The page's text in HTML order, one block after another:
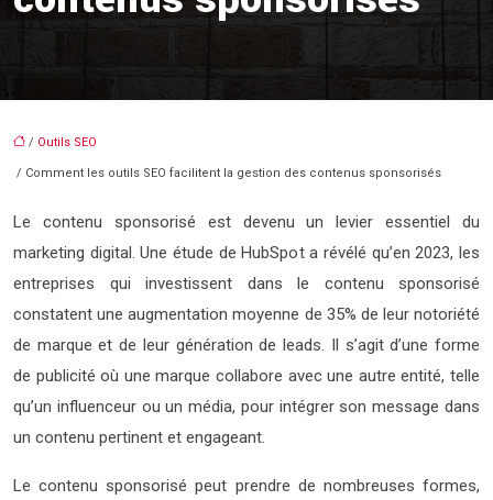
/ Outils SEO
/ Comment les outils SEO facilitent la gestion des contenus sponsorisés
Le contenu sponsorisé est devenu un levier essentiel du
marketing digital. Une étude de HubSpot a révélé qu’en 2023, les
entreprises qui investissent dans le contenu sponsorisé
constatent une augmentation moyenne de 35% de leur notoriété
de marque et de leur génération de leads. Il s’agit d’une forme
de publicité où une marque collabore avec une autre entité, telle
qu’un influenceur ou un média, pour intégrer son message dans
un contenu pertinent et engageant.
Le contenu sponsorisé peut prendre de nombreuses formes,